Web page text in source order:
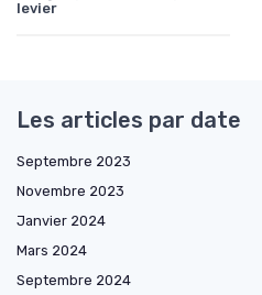
levier
Les articles par date
Septembre 2023
Novembre 2023
Janvier 2024
Mars 2024
Septembre 2024